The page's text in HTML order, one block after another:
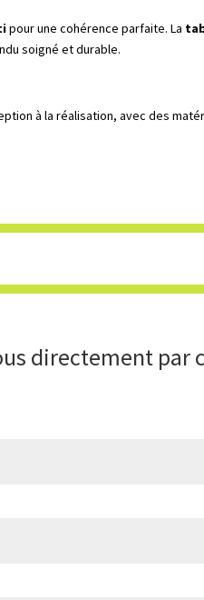
pour une cohérence parfaite. La
soigné et durable.
à la réalisation, avec des
directement par